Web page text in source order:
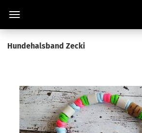
Hundehalsband Zecki